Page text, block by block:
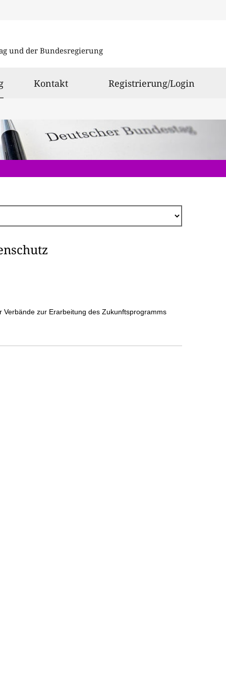
und der Bundesregierung
ausgewählt
Kontakt Registrierung/Login
zur Erarbeitung des Zukunftsprogramms